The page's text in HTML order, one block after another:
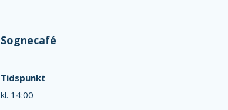
Sognecafé
Tidspunkt
kl. 14:00